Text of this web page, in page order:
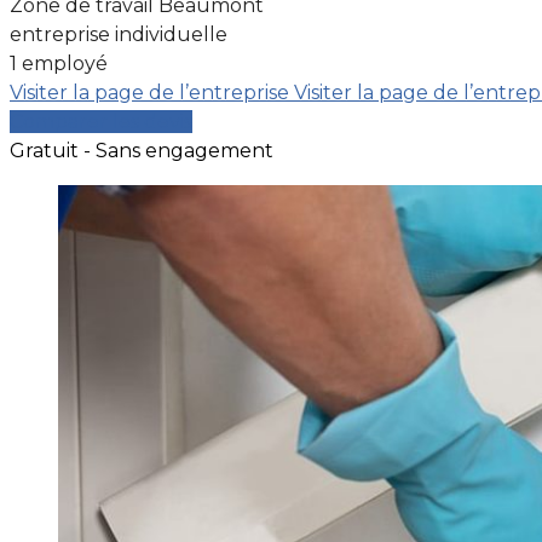
Zone de travail Beaumont
entreprise individuelle
1 employé
Visiter la page de l’entreprise Visiter la page de
Gratuit - Sans engagement